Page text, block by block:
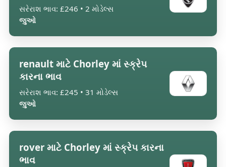
સરેરાશ ભાવ: £246 • 2 મોડેલ્સ
જુઓ
renault માટે Chorley માં સ્ક્રેપ
કારના ભાવ
સરેરાશ ભાવ: £245 • 31 મોડેલ્સ
જુઓ
rover માટે Chorley માં સ્ક્રેપ કારના
ભાવ